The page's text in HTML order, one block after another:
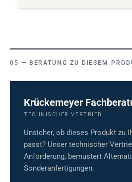
BERATUNG ZU DIESEM
Krückemeyer
TECHNISCHER VERTRIEB
Unsicher, ob dieses Produkt zu
passt? Unser technischer
Anforderung, bemustert
Sonderanfertigungen.